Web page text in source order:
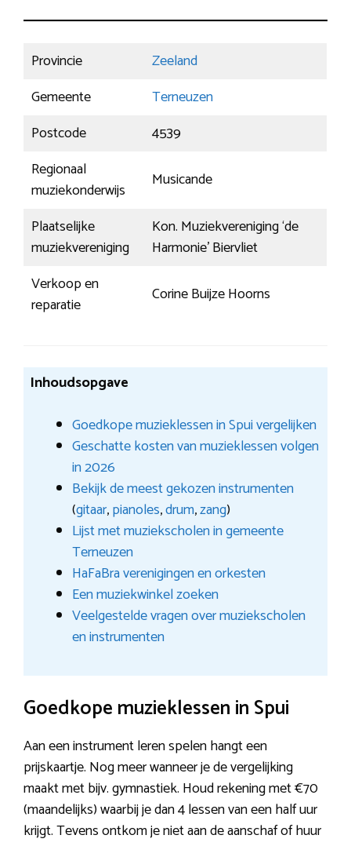
Provincie
Zeeland
Gemeente
Terneuzen
Postcode
4539
Regionaal
muziekonderwijs
Musicande
Plaatselijke
muziekvereniging
Kon. Muziekvereniging ‘de
Harmonie’ Biervliet
Verkoop en
reparatie
Corine Buijze Hoorns
Inhoudsopgave
Goedkope muzieklessen in Spui vergelijken
Geschatte kosten van muzieklessen volgen
in 2026
Bekijk de meest gekozen instrumenten
(gitaar,pianoles,drum,zang)
Lijst met muziekscholen in gemeente
Terneuzen
HaFaBra verenigingen en orkesten
Een muziekwinkel zoeken
Veelgestelde vragen over muziekscholen
en instrumenten
Goedkope muzieklessen in Spui
Aan een instrument leren spelen hangt een
prijskaartje. Nog meer wanneer je de vergelijking
maakt met bijv. gymnastiek. Houd rekening met €70
(maandelijks) waarbij je dan 4 lessen van een half uur
krijgt. Tevens ontkom je niet aan de aanschaf of huur